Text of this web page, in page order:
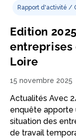
Rapport d'activité /
Edition
entreprises
Loire
15 novembre 2025
Actualités Avec
enquête apporte
situation des
de travail